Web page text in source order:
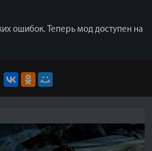
ошибок. Теперь мод доступен на